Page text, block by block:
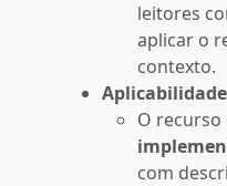
leitores
aplicar o
contexto.
Aplicabilidade
O recurso
com